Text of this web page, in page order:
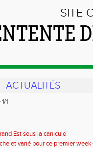
SITE
ACTUALITÉS
1
Est sous la canicule
et varié pour ce premier